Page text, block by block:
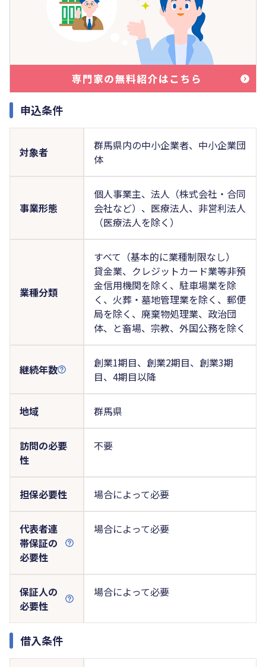
申込条件
対象者
群馬県内の中小企業者、中小企業団
体
事業形態
個人事業主、法人（株式会社・合同
会社など）、医療法人、非営利法人
（医療法人を除く）
業種分類
すべて（基本的に業種制限なし）
貸金業、クレジットカード業等非預
金信用機関を除く、駐車場業を除
く、火葬・墓地管理業を除く、郵便
局を除く、廃棄物処理業、政治団
体、と畜場、宗教、外国公務を除く
継続年数
創業1期目、創業2期目、創業3期
目、4期目以降
地域 群馬県
訪問の必要
性
不要
担保必要性 場合によって必要
代表者連
帯保証の
必要性
場合によって必要
保証人の
必要性
場合によって必要
借入条件